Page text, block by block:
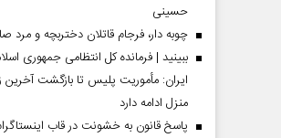
حسینی
چوبه دار، فرجام قاتلان دختربچه و مرد
ببینید | فرمانده کل انتظامی جمهوری
ایران­: مأموریت پلیس تا بازگشت آخرین
منزل ادامه دارد
پاسخ قانون به خشونت در قاب